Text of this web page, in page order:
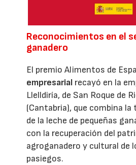
Reconocimientos en el
ganadero
El premio Alimentos de
empresarial recayó en la
Llelldiría, de San Roque de
(Cantabria), que combina
de la leche de pequeñas
con la recuperación del
agroganadero y cultural de
pasiegos.